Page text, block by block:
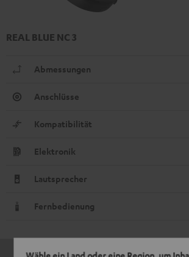
REAL BLUE NC 3
Abmessungen
Anschlüsse
Kompatibilität
Elektronik
Lautsprecher
Fernbedienung